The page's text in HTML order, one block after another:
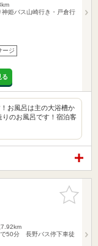
姫バス山崎行き・戸倉行
ージ
る
お風呂は主の大浴槽か
りのお風呂です！宿泊客
お気に入
りに追加
で50分 長野バス停下車徒